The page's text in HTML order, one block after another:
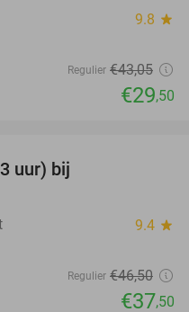
9.8 star
Regulier €43,05
€29,50
uur) bij
9.4 star
Regulier €46,50
€37,50